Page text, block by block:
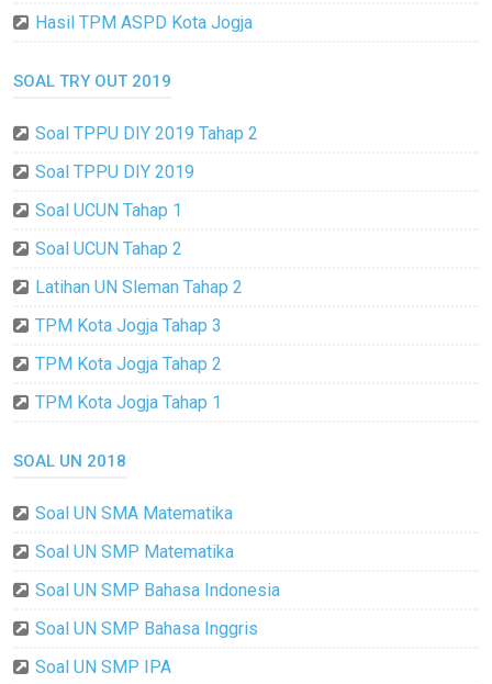
Hasil TPM ASPD Kota Jogja
SOAL TRY OUT 2019
Soal TPPU DIY 2019 Tahap 2
Soal TPPU DIY 2019
Soal UCUN Tahap 1
Soal UCUN Tahap 2
Latihan UN Sleman Tahap 2
TPM Kota Jogja Tahap 3
TPM Kota Jogja Tahap 2
TPM Kota Jogja Tahap 1
SOAL UN 2018
Soal UN SMA Matematika
Soal UN SMP Matematika
Soal UN SMP Bahasa Indonesia
Soal UN SMP Bahasa Inggris
Soal UN SMP IPA